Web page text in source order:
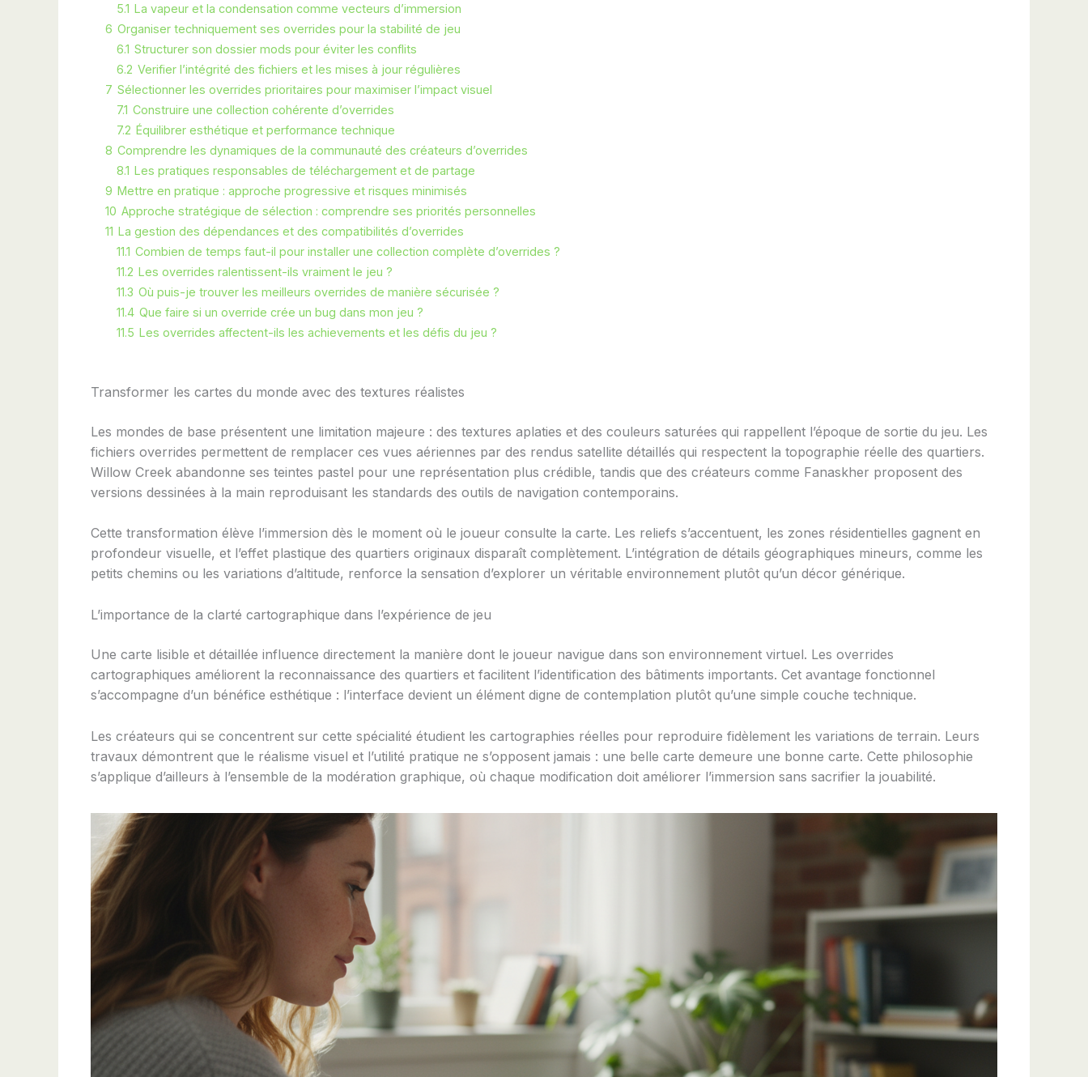
5.1 La vapeur et la condensation comme vecteurs d’immersion
6 Organiser techniquement ses overrides pour la stabilité de jeu
6.1 Structurer son dossier mods pour éviter les conflits
6.2 Verifier l’intégrité des fichiers et les mises à jour régulières
7 Sélectionner les overrides prioritaires pour maximiser l’impact visuel
7.1 Construire une collection cohérente d’overrides
7.2 Équilibrer esthétique et performance technique
8 Comprendre les dynamiques de la communauté des créateurs d’overrides
8.1 Les pratiques responsables de téléchargement et de partage
9 Mettre en pratique : approche progressive et risques minimisés
10 Approche stratégique de sélection : comprendre ses priorités personnelles
11 La gestion des dépendances et des compatibilités d’overrides
11.1 Combien de temps faut-il pour installer une collection complète d’overrides ?
11.2 Les overrides ralentissent-ils vraiment le jeu ?
11.3 Où puis-je trouver les meilleurs overrides de manière sécurisée ?
11.4 Que faire si un override crée un bug dans mon jeu ?
11.5 Les overrides affectent-ils les achievements et les défis du jeu ?
Transformer les cartes du monde avec des textures réalistes
Les mondes de base présentent une limitation majeure : des textures aplaties et des couleurs saturées qui rappellent l’époque de sortie du jeu. Les
fichiers overrides permettent de remplacer ces vues aériennes par des rendus satellite détaillés qui respectent la topographie réelle des quartiers.
Willow Creek abandonne ses teintes pastel pour une représentation plus crédible, tandis que des créateurs comme Fanaskher proposent des
versions dessinées à la main reproduisant les standards des outils de navigation contemporains.
Cette transformation élève l’immersion dès le moment où le joueur consulte la carte. Les reliefs s’accentuent, les zones résidentielles gagnent en
profondeur visuelle, et l’effet plastique des quartiers originaux disparaît complètement. L’intégration de détails géographiques mineurs, comme les
petits chemins ou les variations d’altitude, renforce la sensation d’explorer un véritable environnement plutôt qu’un décor générique.
L’importance de la clarté cartographique dans l’expérience de jeu
Une carte lisible et détaillée influence directement la manière dont le joueur navigue dans son environnement virtuel. Les overrides
cartographiques améliorent la reconnaissance des quartiers et facilitent l’identification des bâtiments importants. Cet avantage fonctionnel
s’accompagne d’un bénéfice esthétique : l’interface devient un élément digne de contemplation plutôt qu’une simple couche technique.
Les créateurs qui se concentrent sur cette spécialité étudient les cartographies réelles pour reproduire fidèlement les variations de terrain. Leurs
travaux démontrent que le réalisme visuel et l’utilité pratique ne s’opposent jamais : une belle carte demeure une bonne carte. Cette philosophie
s’applique d’ailleurs à l’ensemble de la modération graphique, où chaque modification doit améliorer l’immersion sans sacrifier la jouabilité.